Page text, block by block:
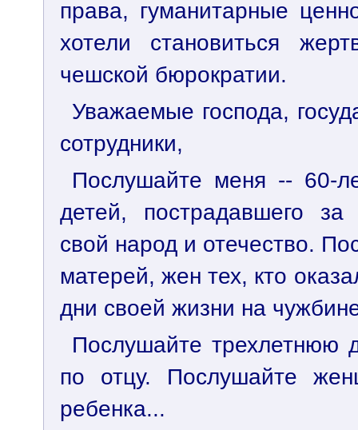
права, гуманитарные
хотели становиться
чешской бюрократии.
Уважаемые господа,
сотрудники,
Послушайте меня -- 60-
детей, пострадавшего за
свой народ и отечество.
матерей, жен тех, кто
дни своей жизни на
Послушайте трехлетнюю
по отцу. Послушайте
ребенка...